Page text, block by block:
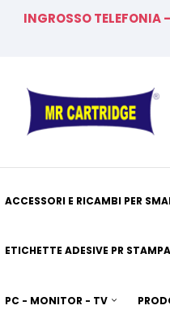
INGROSSO TELEFONIA
ACCESSORI E RICAMBI PER
ETICHETTE ADESIVE PR
PC - MONITOR - TV